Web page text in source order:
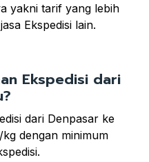
yakni tarif yang lebih
Ekspedisi lain.
Ekspedisi dari
dari Denpasar ke
dengan minimum